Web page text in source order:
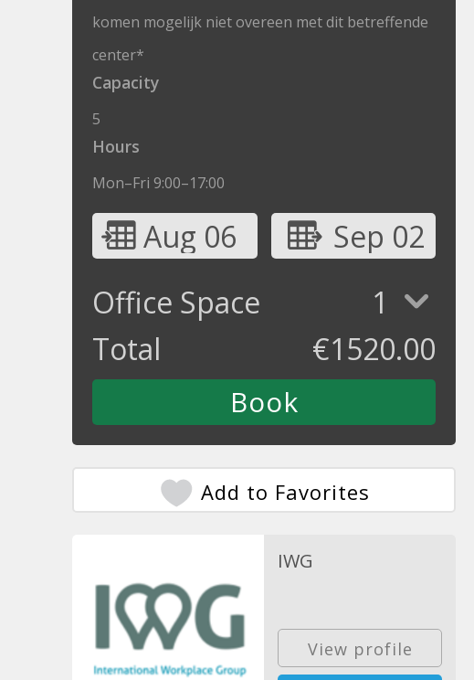
komen mogelijk niet overeen met dit betreffende
center*
Capacity
5
Hours
Mon–Fri 9:00–17:00
Aug 06
Sep 02
Office Space
1
Total
€1520.00
Add to Favorites
IWG
View profile